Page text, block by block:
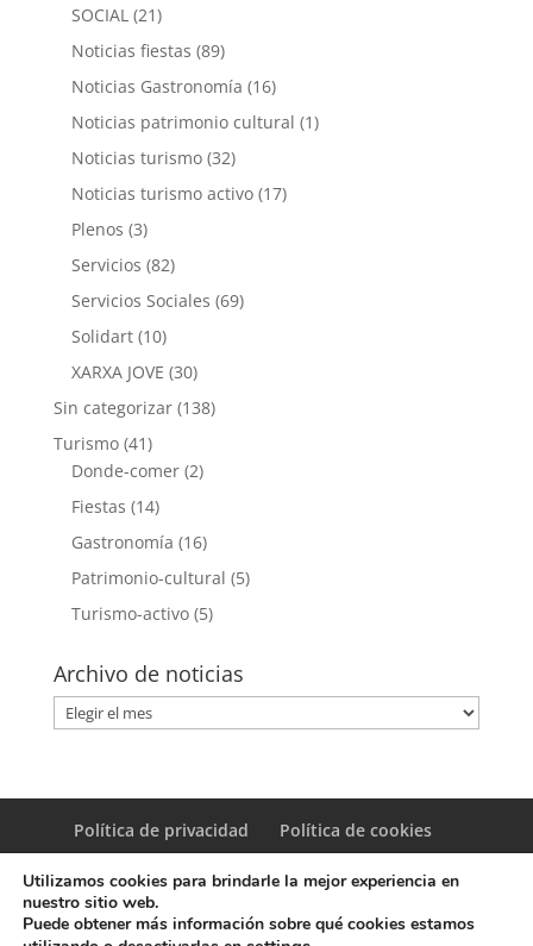
SOCIAL(21)
Noticias fiestas (89)
Noticias Gastronomía (16)
Noticias patrimonio cultural (1)
Noticias turismo(32)
Noticias turismo activo(17)
Plenos (3)
Servicios (82)
Servicios Sociales (69)
Solidart(10)
XARXA JOVE (30)
Sin categorizar(138)
Turismo(41)
Donde-comer(2)
Fiestas (14)
Gastronomía (16)
Patrimonio-cultural (5)
Turismo-activo(5)
Archivo de noticias
Archivo
de
Política de privacidad Política de cookies
Utilizamos cookies para brindarle la mejor experiencia en
nuestro sitio web.
Puede obtener más información sobre qué cookies estamos